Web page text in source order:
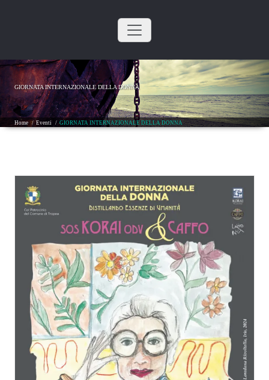
GIORNATA INTERNAZIONALE DELLA DONNA
Home /Eventi /GIORNATA INTERNAZIONALE DELLA DONNA